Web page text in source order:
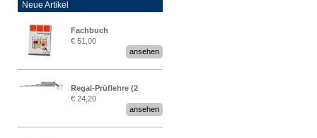
Neue Artikel
Fachbuch
„Regalprüfung nach DIN
€ 51,00
ansehen
Regal-Prüflehre (2
Stück)
€ 24,20
ansehen